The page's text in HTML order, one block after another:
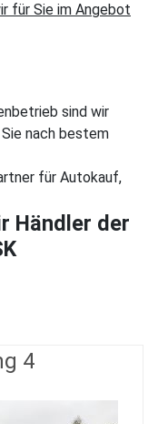
für Sie im Angebot
sind wir
nach bestem
für Autokauf,
Händler der
4